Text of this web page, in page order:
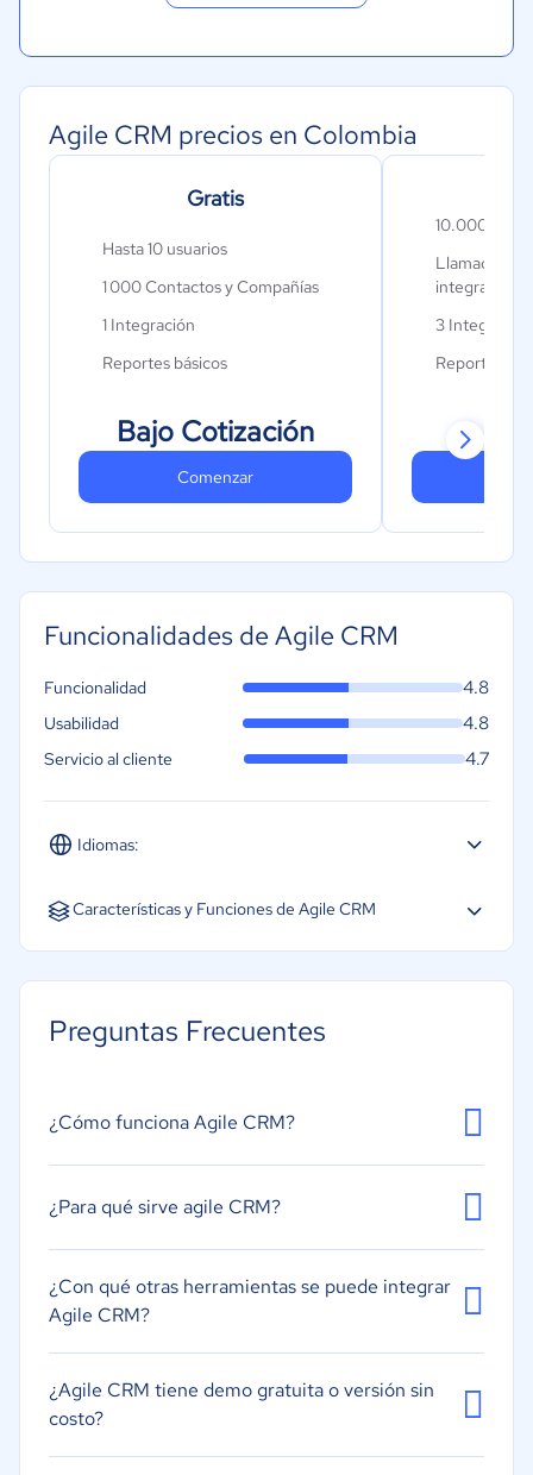
Moda y textiles
Agile CRM precios en Colombia
Gratis
Hasta 10 usuarios
1 000 Contactos y Compañías
1 Integración
Reportes básicos
Bajo Cotización
Comenzar
10.000
Llamadas
integradas al
3
Reportes
Funcionalidades de Agile CRM
Idiomas:
Español Inglés Portugués
Funcionalidad 4.8
Usabilidad 4.8
Servicio al cliente 4.7
Características y Funciones de Agile CRM
Integración de automatización de marketing
Marketing por correo electrónico
Gestión de tareas
Segmentación
Preguntas Frecuentes
¿Cómo funciona Agile CRM?
¿Para qué sirve agile CRM?
¿Con qué otras herramientas se puede integrar
Agile CRM?
¿Agile CRM tiene demo gratuita o versión sin
costo?